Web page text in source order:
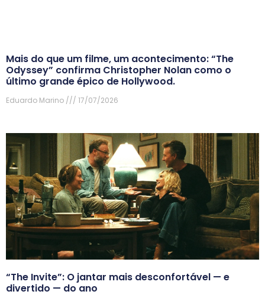
Mais do que um filme, um acontecimento: “The
Odyssey” confirma Christopher Nolan como o
último grande épico de Hollywood.
Eduardo Marino 17/07/2026
“The Invite”: O jantar mais desconfortável — e
divertido — do ano